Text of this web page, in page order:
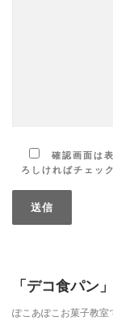
確認画面は
ろしければチェッ
「デコ食パン
ぽこあぽこお菓子教室